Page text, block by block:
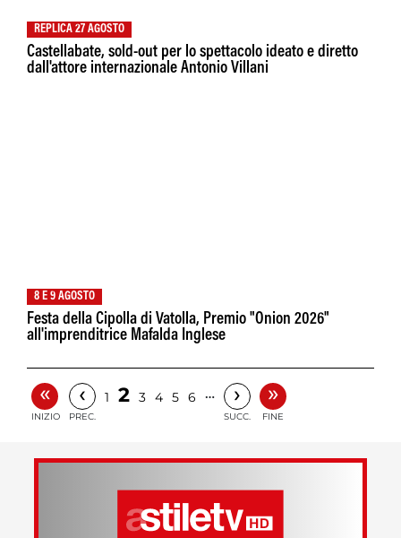
REPLICA 27 AGOSTO
Castellabate, sold-out per lo spettacolo ideato e diretto
dall'attore internazionale Antonio Villani
8 E 9 AGOSTO
Festa della Cipolla di Vatolla, Premio "Onion 2026"
all'imprenditrice Mafalda Inglese
«
INIZIO
‹
PREC.
1 2 3 4 5 6 … ›
SUCC.
»
FINE